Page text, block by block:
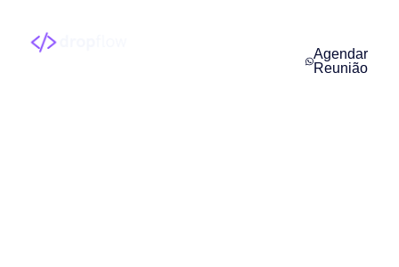
Agendar
Reunião